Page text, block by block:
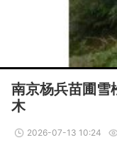
南京杨兵苗圃雪
木
2026-07-13 10:24